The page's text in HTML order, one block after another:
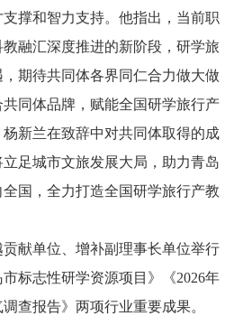
撑和智力支持。他指出，当前职
融汇深度推进的新阶段，研学旅
期待共同体各界同仁合力做大做
同体品牌，赋能全国研学旅行产
新兰在致辞中对共同体取得的成
足城市文旅发展大局，助力青岛
国，全力打造全国研学旅行产教
献单位、增补副理事长单位举行
标志性研学资源项目》《2026年
查报告》两项行业重要成果。